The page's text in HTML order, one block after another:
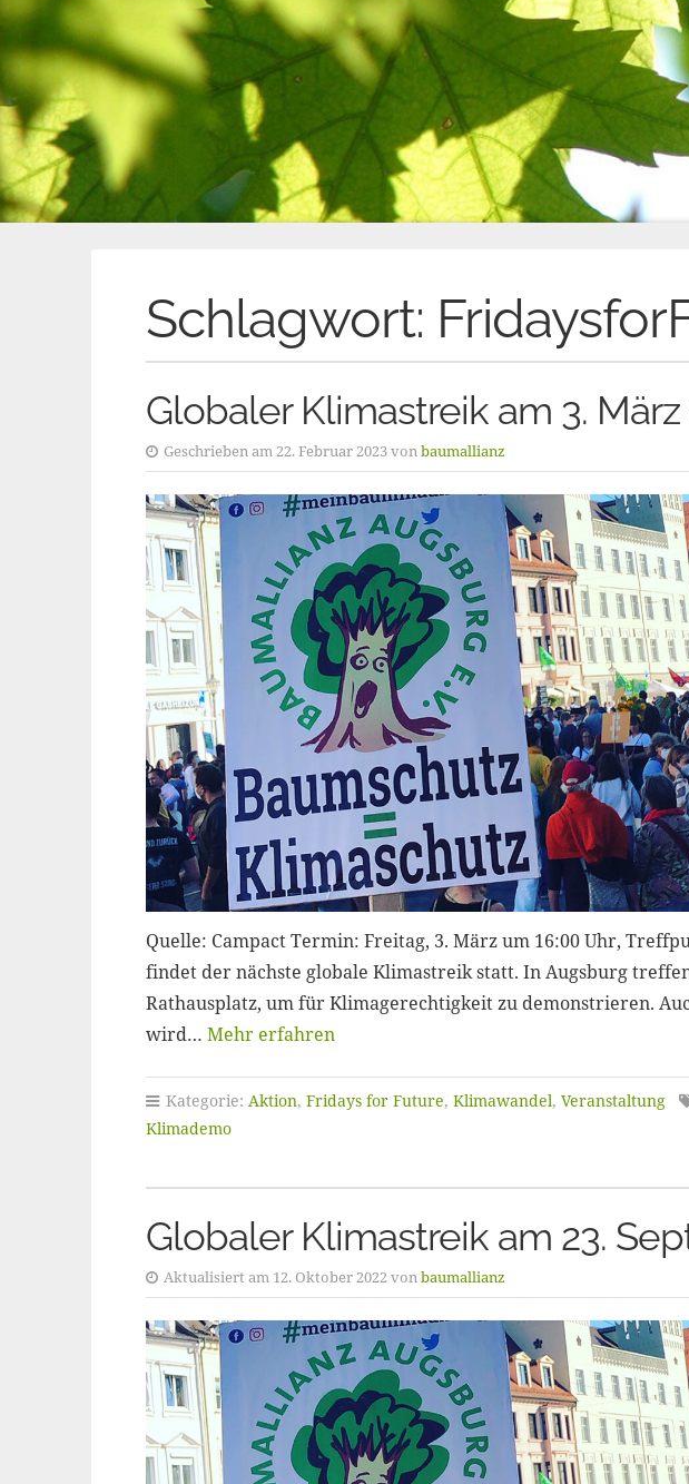
Schlagwort:
Globaler Klimastreik am 3. März
Geschrieben am 22. Februar 2023 vonbaumallianz
Quelle: Campact Termin: Freitag, 3. März um 16:00 Uhr,
findet der nächste globale Klimastreik statt. In Augsburg
Rathausplatz, um für Klimagerechtigkeit zu demonstrieren.
wird… Mehr erfahren
Kategorie: Aktion, Fridays for Future, Klimawandel, Veranstaltung
Klimademo
Globaler Klimastreik am 23.
Aktualisiert am 12. Oktober 2022 vonbaumallianz